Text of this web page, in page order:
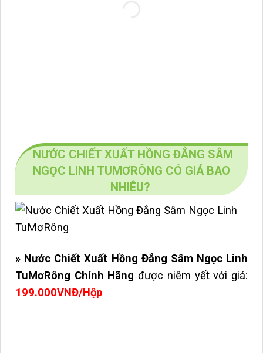
NƯỚC CHIẾT XUẤT HỒNG ĐẲNG SÂM
NGỌC LINH TUMƠRÔNG CÓ GIÁ BAO
NHIÊU?
» Nước Chiết Xuất Hồng Đẳng Sâm Ngọc Linh
TuMơRông Chính Hãng được niêm yết với giá:
199.000VNĐ/Hộp